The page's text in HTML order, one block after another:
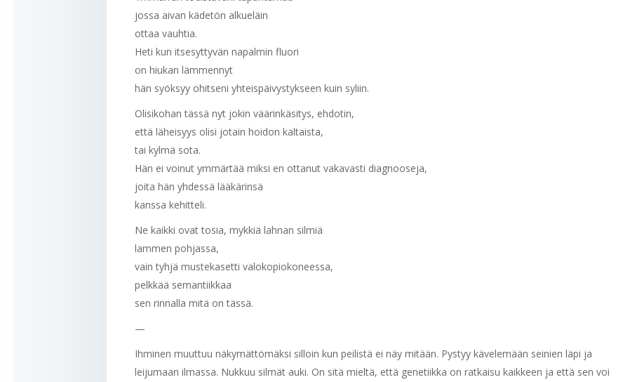
jossa aivan kädetön alkueläin
ottaa vauhtia.
Heti kun itsesyttyvän napalmin fluori
on hiukan lämmennyt
hän syöksyy ohitseni yhteispäivystykseen kuin syliin.
Olisikohan tässä nyt jokin väärinkäsitys, ehdotin,
että läheisyys olisi jotain hoidon kaltaista,
tai kylmä sota.
Hän ei voinut ymmärtää miksi en ottanut vakavasti diagnooseja,
joita hän yhdessä lääkärinsä
kanssa kehitteli.
Ne kaikki ovat tosia, mykkiä lahnan silmiä
lammen pohjassa,
vain tyhjä mustekasetti valokopiokoneessa,
pelkkää semantiikkaa
sen rinnalla mitä on tässä.
—
Ihminen muuttuu näkymättömäksi silloin kun peilistä ei näy mitään. Pystyy kävelemään seinien läpi ja
leijumaan ilmassa. Nukkuu silmät auki. On sitä mieltä, että genetiikka on ratkaisu kaikkeen ja että sen voi